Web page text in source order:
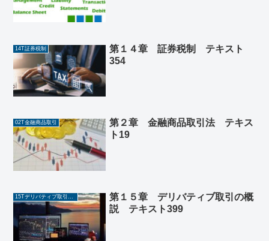
14T証券税制
第１４章 証券税制 テキスト
354
02T金融商品取引
第２章 金融商品取引法 テキス
ト19
15Tデリバティブ取引の概説
第１５章 デリバティブ取引の概
説 テキスト399